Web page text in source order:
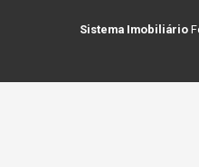
Sistema Imobiliário